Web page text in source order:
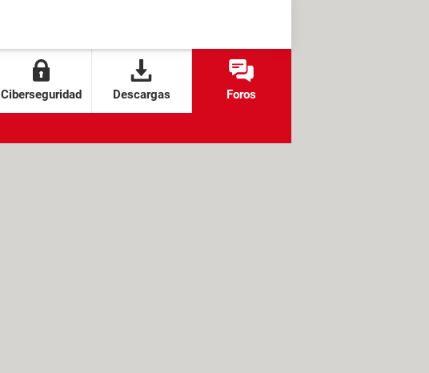
Ciberseguridad Descargas Foros